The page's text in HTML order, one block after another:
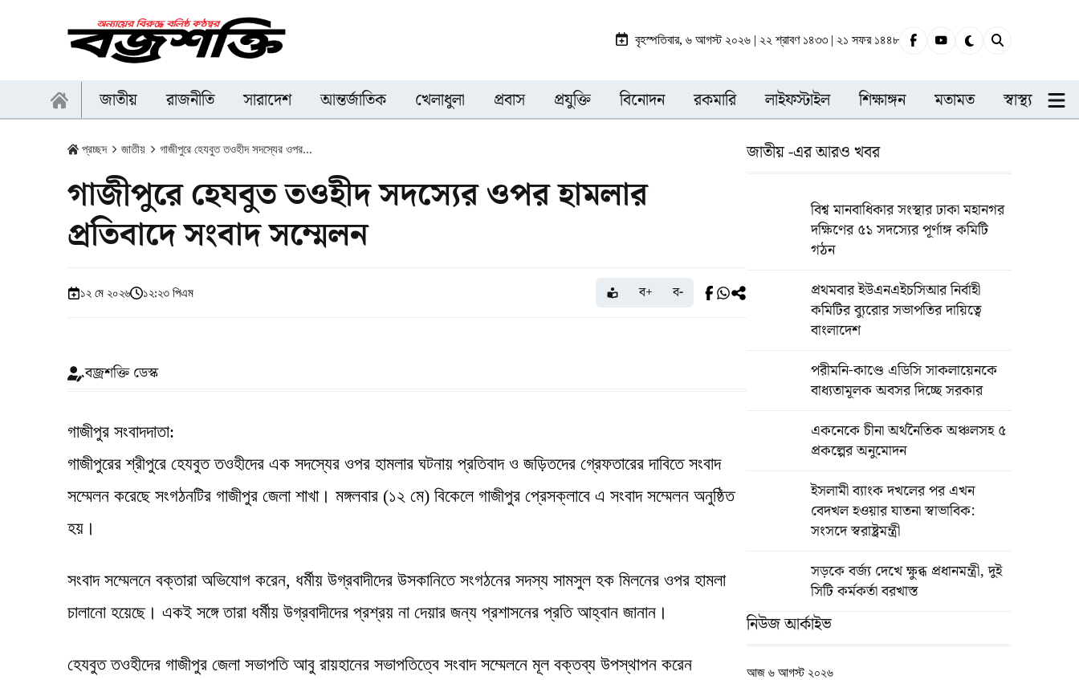
বৃহস্পতিবার, ৬ আগস্ট ২০২৬ | ২২ শ্রাবণ ১৪৩৩ | ২১ সফর ১৪৪৮
জাতীয় রাজনীতি সারাদেশ আন্তর্জাতিক খেলাধুলা প্রবাস প্রযুক্তি বিনোদন রকমারি লাইফস্টাইল শিক্ষাঙ্গন মতামত স্বাস্থ্য
প্রচ্ছদ জাতীয় গাজীপুরে হেযবুত তওহীদ সদস্যের ওপর...
গাজীপুরে হেযবুত তওহীদ সদস্যের ওপর হামলার
প্রতিবাদে সংবাদ সম্মেলন
১২ মে ২০২৬ ১২:২৩ পিএম ব+ ব-
বজ্রশক্তি ডেস্ক
গাজীপুর সংবাদদাতা:
গাজীপুরের শ্রীপুরে হেযবুত তওহীদের এক সদস্যের ওপর হামলার ঘটনায় প্রতিবাদ ও জড়িতদের গ্রেফতারের দাবিতে সংবাদ
সম্মেলন করেছে সংগঠনটির গাজীপুর জেলা শাখা। মঙ্গলবার (১২ মে) বিকেলে গাজীপুর প্রেসক্লাবে এ সংবাদ সম্মেলন অনুষ্ঠিত
হয়।
সংবাদ সম্মেলনে বক্তারা অভিযোগ করেন, ধর্মীয় উগ্রবাদীদের উসকানিতে সংগঠনের সদস্য সামসুল হক মিলনের ওপর হামলা
চালানো হয়েছে। একই সঙ্গে তারা ধর্মীয় উগ্রবাদীদের প্রশ্রয় না দেয়ার জন্য প্রশাসনের প্রতি আহ্বান জানান।
হেযবুত তওহীদের গাজীপুর জেলা সভাপতি আবু রায়হানের সভাপতিত্বে সংবাদ সম্মেলনে মূল বক্তব্য উপস্থাপন করেন
জাতীয় -এর আরও খবর
বিশ্ব মানবাধিকার সংস্থার ঢাকা মহানগর
দক্ষিণের ৫১ সদস্যের পূর্ণাঙ্গ কমিটি
গঠন
প্রথমবার ইউএনএইচসিআর নির্বাহী
কমিটির ব্যুরোর সভাপতির দায়িত্বে
বাংলাদেশ
পরীমনি-কাণ্ডে এডিসি সাকলায়েনকে
বাধ্যতামূলক অবসর দিচ্ছে সরকার
একনেকে চীনা অর্থনৈতিক অঞ্চলসহ ৫
প্রকল্পের অনুমোদন
ইসলামী ব্যাংক দখলের পর এখন
বেদখল হওয়ার যাতনা স্বাভাবিক:
সংসদে স্বরাষ্ট্রমন্ত্রী
সড়কে বর্জ্য দেখে ক্ষুব্ধ প্রধানমন্ত্রী, দুই
সিটি কর্মকর্তা বরখাস্ত
নিউজ আর্কাইভ
আজ ৬ আগস্ট ২০২৬